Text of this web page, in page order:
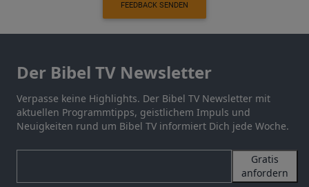
FEEDBACK SENDEN
Der Bibel TV Newsletter
Verpasse keine Highlights. Der Bibel TV Newsletter mit
aktuellen Programmtipps, geistlichem Impuls und
Neuigkeiten rund um Bibel TV informiert Dich jede Woche.
Gratis
anfordern